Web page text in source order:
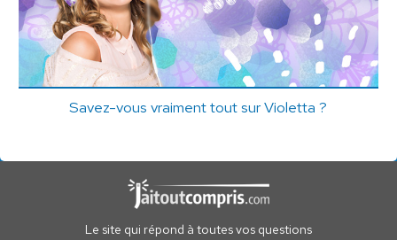
Savez-vous vraiment tout sur Violetta ?
Le site qui répond à toutes vos questions